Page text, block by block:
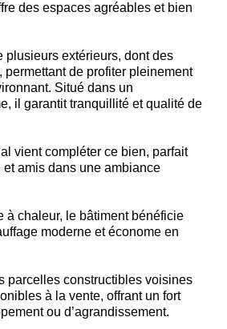
des espaces agréables et bien
plusieurs extérieurs, dont des
permettant de profiter pleinement
Situé dans un
il garantit tranquillité et qualité de
vient compléter ce bien, parfait
amis dans une ambiance
à chaleur, le bâtiment bénéficie
moderne et économe en
parcelles constructibles voisines
à la vente, offrant un fort
ou d’agrandissement.